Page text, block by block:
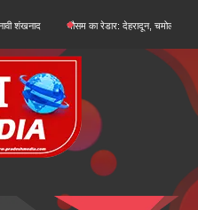
मौसम का रेडार: देहरादून, चमोली और बागेश्वर में